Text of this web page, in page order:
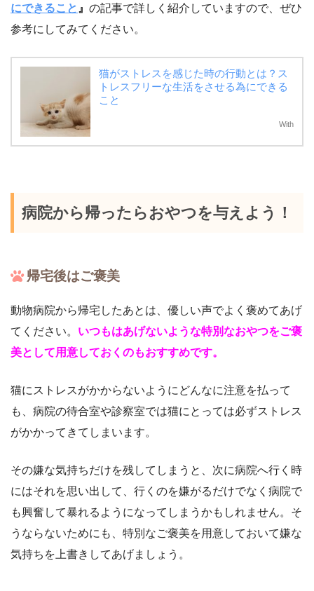
にできること 』 の記事で詳しく紹介していますので、ぜひ
参考にしてみてください。
猫がストレスを感じた時の行動とは？ス
トレスフリーな生活をさせる為にできる
こと
With
病院から帰ったらおやつを与えよう！
帰宅後はご褒美
動物病院から帰宅したあとは、優しい声でよく褒めてあげ
てください。 いつもはあげないような特別なおやつをご褒
美として用意しておくのもおすすめです。
猫にストレスがかからないようにどんなに注意を払って
も、病院の待合室や診察室では猫にとっては必ずストレス
がかかってきてしまいます。
その嫌な気持ちだけを残してしまうと、次に病院へ行く時
にはそれを思い出して、行くのを嫌がるだけでなく病院で
も興奮して暴れるようになってしまうかもしれません。そ
うならないためにも、特別なご褒美を用意しておいて嫌な
気持ちを上書きしてあげましょう。